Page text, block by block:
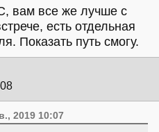
вам все же лучше с
есть отдельная
Показать путь смогу.
2019 10:07